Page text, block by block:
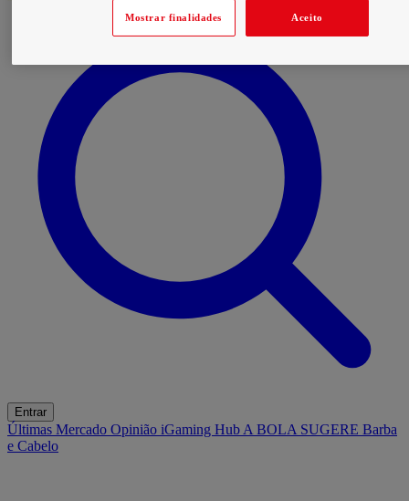
Entrar
Últimas Mercado Opinião iGaming Hub A BOLA SUGERE Barba
e Cabelo
Mostrar finalidades Aceito